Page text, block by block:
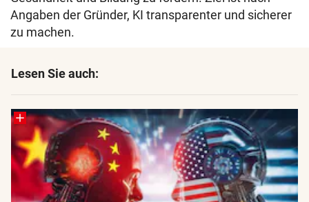
Angaben der Gründer, KI transparenter und sicherer
zu machen.
Lesen Sie auch: